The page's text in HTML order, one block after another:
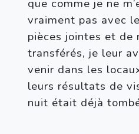
que comme je ne
vraiment pas avec
pièces jointes et de
transférés, je leur
venir dans les
leurs résultats de
nuit était déjà